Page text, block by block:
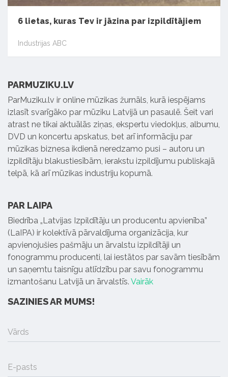
6 lietas, kuras Tev ir jāzina par izpildītājiem
Industrijas ABC
PARMUZIKU.LV
ParMuziku.lv ir online mūzikas žurnāls, kurā iespējams
izlasīt svarīgāko par mūziku Latvijā un pasaulē. Šeit vari
atrast ne tikai aktuālās ziņas, ekspertu viedokļus, albumu,
DVD un koncertu apskatus, bet arī informāciju par
mūzikas biznesa ikdienā neredzamo pusi – autoru un
izpildītāju blakustiesībām, ierakstu izpildījumu publiskajā
telpā, kā arī mūzikas industriju kopumā.
PAR LAIPA
Biedrība „Latvijas Izpildītāju un producentu apvienība”
(LaIPA) ir kolektīvā pārvaldījuma organizācija, kur
apvienojušies pašmāju un ārvalstu izpildītāji un
fonogrammu producenti, lai iestātos par savām tiesībām
un saņemtu taisnīgu atlīdzību par savu fonogrammu
izmantošanu Latvijā un ārvalstīs. Vairāk
SAZINIES AR MUMS!
Vārds
E-pasts